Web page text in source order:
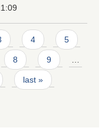
4 5
8 9 …
last »